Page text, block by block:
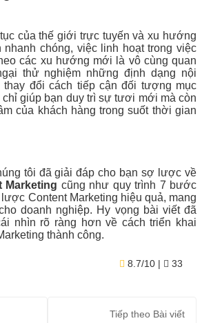
của thế giới trực tuyến và xu hướng
nhanh chóng, việc linh hoạt trong việc
các xu hướng mới là vô cùng quan
thử nghiệm những định dạng nội
thay đổi cách tiếp cận đối tượng mục
giúp bạn duy trì sự tươi mới mà còn
của khách hàng trong suốt thời gian
tôi đã giải đáp cho bạn sợ lược về
Marketing cũng như quy trình 7 bước
Content Marketing hiệu quả, mang
doanh nghiệp. Hy vọng bài viết đã
nhìn rõ ràng hơn về cách triển khai
thành công.
8.7/10 | ★ 33
Tiếp theo Bài viết